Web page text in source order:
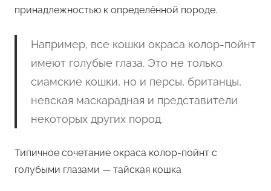
принадлежностью к определённой породе.
Например, все кошки окраса колор-пойнт
имеют голубые глаза. Это не только
сиамские кошки, но и персы, британцы,
невская маскарадная и представители
некоторых других пород.
Типичное сочетание окраса колор-пойнт с
голубыми глазами — тайская кошка